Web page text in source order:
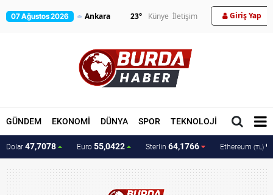
07 Ağustos 2026 23° Künye İletişim Giriş Yap
GÜNDEM EKONOMİ DÜNYA SPOR TEKNOLOJİ MAGAZİN
Dolar 47,7078 Euro 55,0422 Sterlin 64,1766 Ethereum (TL)